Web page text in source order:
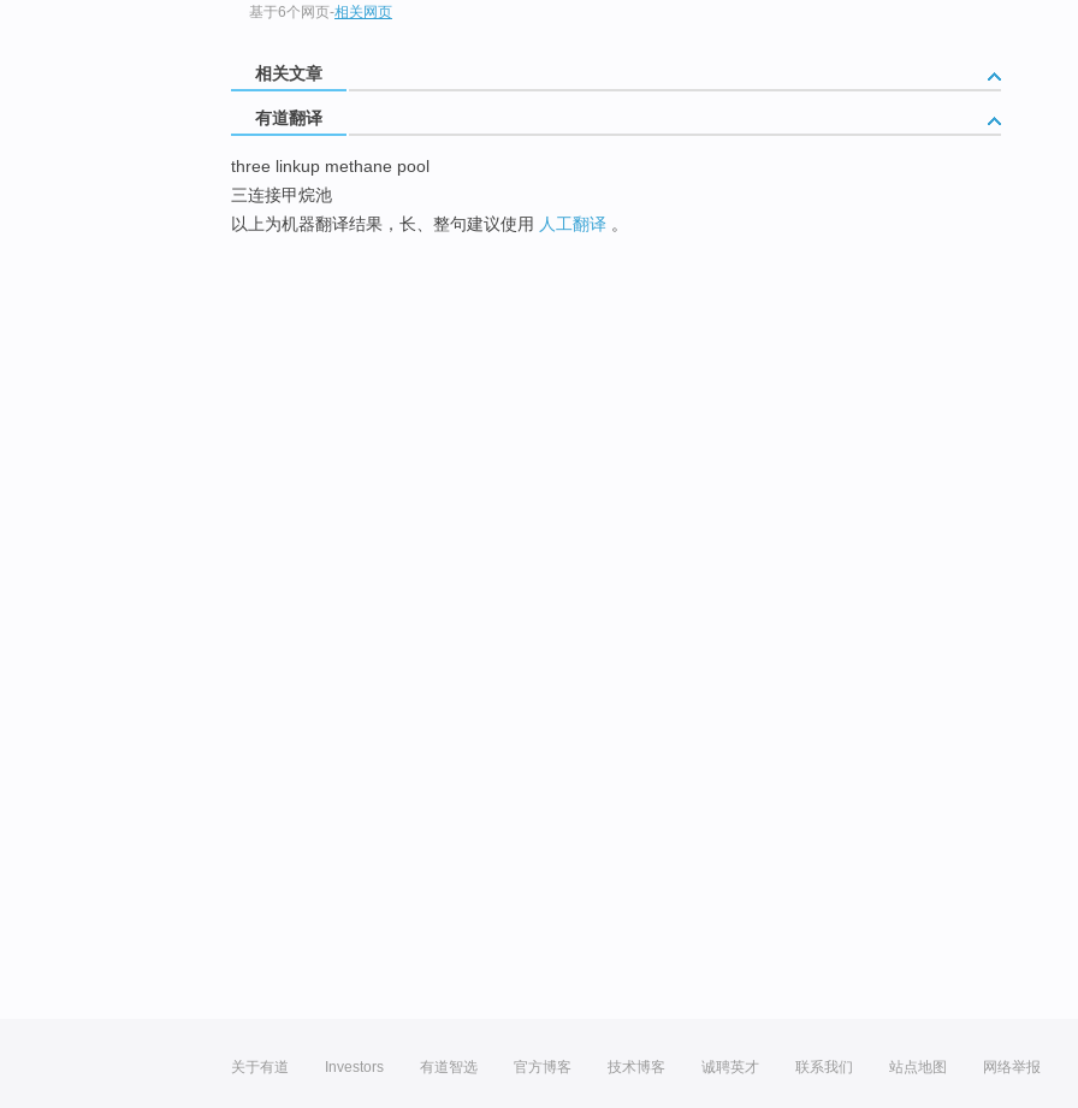
基于6个网页-相关网页
相关文章
有道翻译
three linkup methane pool
三连接甲烷池
以上为机器翻译结果，长、整句建议使用 人工翻译 。
关于有道 Investors 有道智选 官方博客 技术博客 诚聘英才 联系我们 站点地图 网络举报